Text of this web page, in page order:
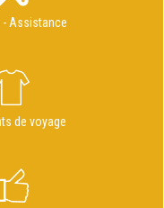
- Assistance
de voyage